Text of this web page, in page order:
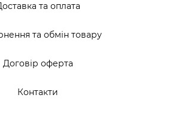
та оплата
та обмін товару
Договір оферта
Контакти